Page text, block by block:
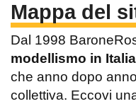
Mappa del
Dal 1998
modellismo in Italia
che anno dopo
collettiva. Eccovi